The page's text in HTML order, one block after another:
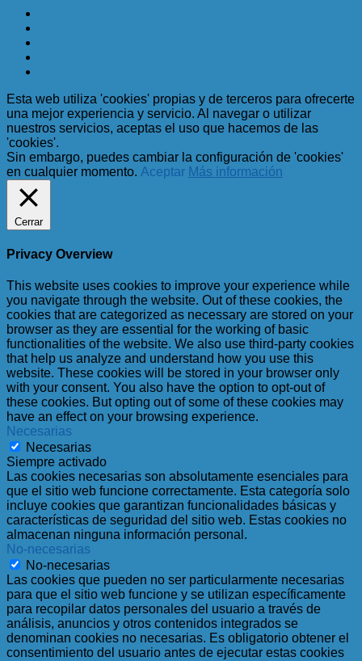
Esta web utiliza 'cookies' propias y de terceros para ofrecerte
una mejor experiencia y servicio. Al navegar o utilizar
nuestros servicios, aceptas el uso que hacemos de las
'cookies'.
Sin embargo, puedes cambiar la configuración de 'cookies'
en cualquier momento. Aceptar Más información
Cerrar
Privacy Overview
This website uses cookies to improve your experience while
you navigate through the website. Out of these cookies, the
cookies that are categorized as necessary are stored on your
browser as they are essential for the working of basic
functionalities of the website. We also use third-party cookies
that help us analyze and understand how you use this
website. These cookies will be stored in your browser only
with your consent. You also have the option to opt-out of
these cookies. But opting out of some of these cookies may
have an effect on your browsing experience.
Necesarias
Necesarias
Siempre activado
Las cookies necesarias son absolutamente esenciales para
que el sitio web funcione correctamente. Esta categoría solo
incluye cookies que garantizan funcionalidades básicas y
características de seguridad del sitio web. Estas cookies no
almacenan ninguna información personal.
No-necesarias
No-necesarias
Las cookies que pueden no ser particularmente necesarias
para que el sitio web funcione y se utilizan específicamente
para recopilar datos personales del usuario a través de
análisis, anuncios y otros contenidos integrados se
denominan cookies no necesarias. Es obligatorio obtener el
consentimiento del usuario antes de ejecutar estas cookies